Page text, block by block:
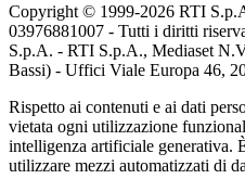
Copyright © 1999-2026 RTI
03976881007 - Tutti i diritti
S.p.A. - RTI S.p.A., Mediaset
Bassi) - Uffici Viale Europa 46,
Rispetto ai contenuti e ai dati
vietata ogni utilizzazione
intelligenza artificiale generativa.
utilizzare mezzi automatizzati di